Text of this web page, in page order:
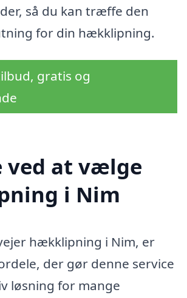
så du kan træffe den
for din hækklipning.
gratis og
ved at vælge
i Nim
hækklipning i Nim, er
der gør denne service
løsning for mange